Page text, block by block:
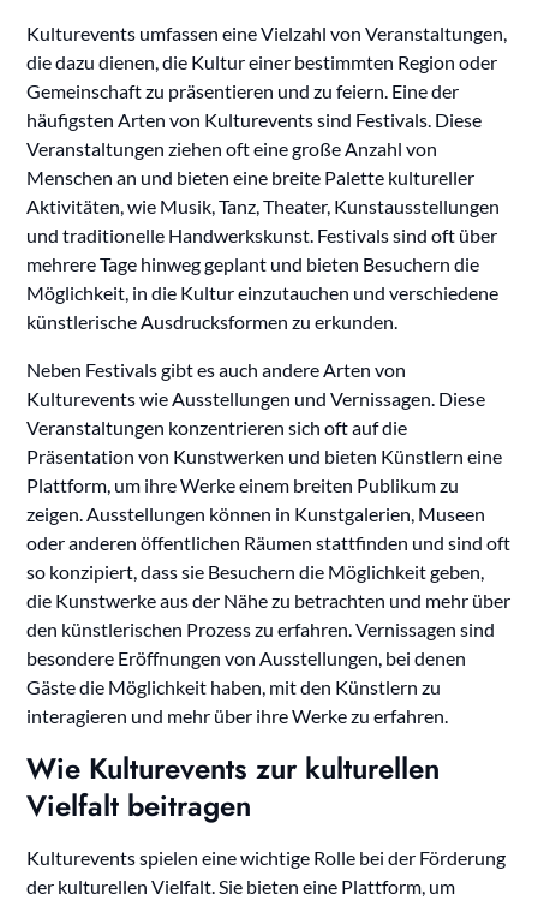
Kulturevents umfassen eine Vielzahl von Veranstaltungen,
die dazu dienen, die Kultur einer bestimmten Region oder
Gemeinschaft zu präsentieren und zu feiern. Eine der
häufigsten Arten von Kulturevents sind Festivals. Diese
Veranstaltungen ziehen oft eine große Anzahl von
Menschen an und bieten eine breite Palette kultureller
Aktivitäten, wie Musik, Tanz, Theater, Kunstausstellungen
und traditionelle Handwerkskunst. Festivals sind oft über
mehrere Tage hinweg geplant und bieten Besuchern die
Möglichkeit, in die Kultur einzutauchen und verschiedene
künstlerische Ausdrucksformen zu erkunden.
Neben Festivals gibt es auch andere Arten von
Kulturevents wie Ausstellungen und Vernissagen. Diese
Veranstaltungen konzentrieren sich oft auf die
Präsentation von Kunstwerken und bieten Künstlern eine
Plattform, um ihre Werke einem breiten Publikum zu
zeigen. Ausstellungen können in Kunstgalerien, Museen
oder anderen öffentlichen Räumen stattfinden und sind oft
so konzipiert, dass sie Besuchern die Möglichkeit geben,
die Kunstwerke aus der Nähe zu betrachten und mehr über
den künstlerischen Prozess zu erfahren. Vernissagen sind
besondere Eröffnungen von Ausstellungen, bei denen
Gäste die Möglichkeit haben, mit den Künstlern zu
interagieren und mehr über ihre Werke zu erfahren.
Wie Kulturevents zur kulturellen
Vielfalt beitragen
Kulturevents spielen eine wichtige Rolle bei der Förderung
der kulturellen Vielfalt. Sie bieten eine Plattform, um